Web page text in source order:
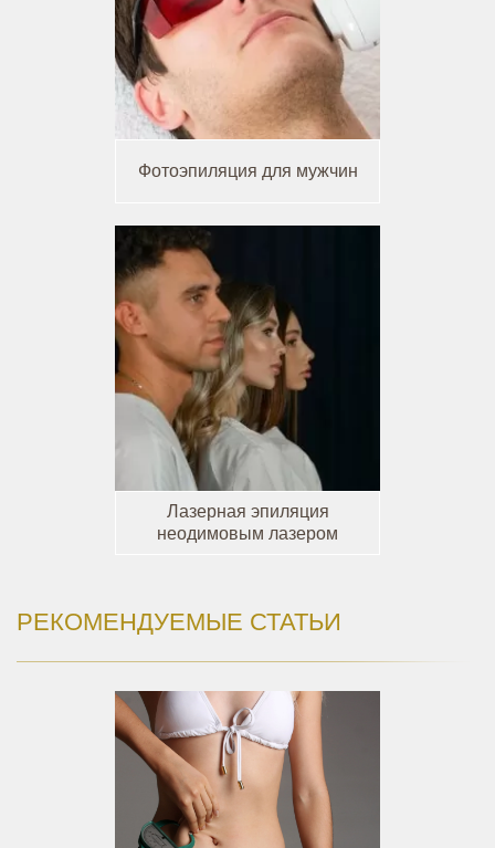
Фотоэпиляция для мужчин
Лазерная эпиляция
неодимовым лазером
РЕКОМЕНДУЕМЫЕ СТАТЬИ